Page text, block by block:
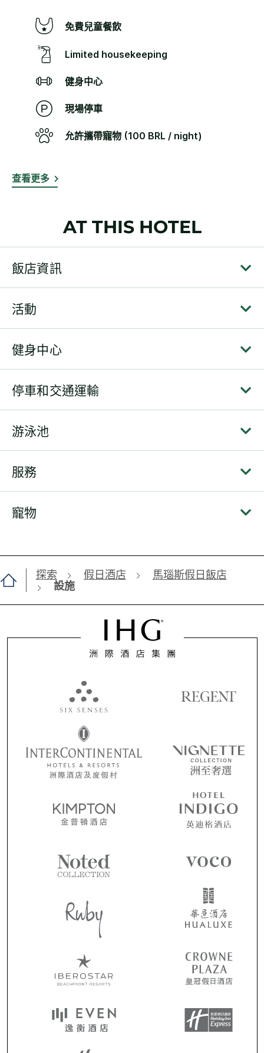
免費兒童餐飲
Limited housekeeping
健身中心
現場停車
允許攜帶寵物 (100 BRL / night)
查看更多
AT THIS HOTEL
飯店資訊
活動
健身中心
停車和交通運輸
游泳池
服務
寵物
探索 假日酒店
馬瑙斯假日飯店
設施